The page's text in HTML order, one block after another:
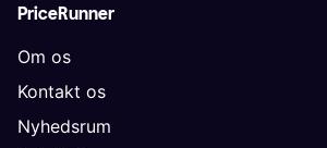
PriceRunner
Om os
Kontakt os
Nyhedsrum